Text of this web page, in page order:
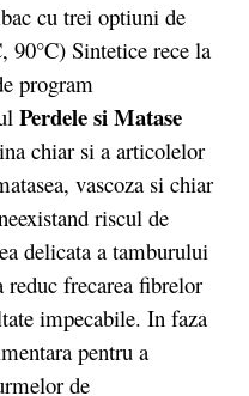
cu trei optiuni de
90°C) Sintetice rece la
program
Perdele si Matase
chiar si a articolelor
vascoza si chiar
riscul de
delicata a tamburului
reduc frecarea fibrelor
impecabile. In faza
pentru a
de